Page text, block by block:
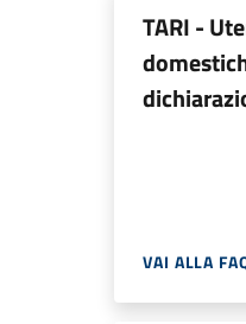
TARI -
VAI ALLA